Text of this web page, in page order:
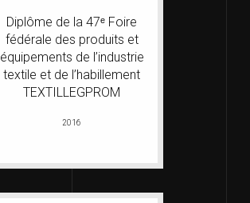
Diplôme de la 47ᵉ Foire
fédérale des produits et
équipements de l’industrie
textile et de l’habillement
TEXTILLEGPROM
2016